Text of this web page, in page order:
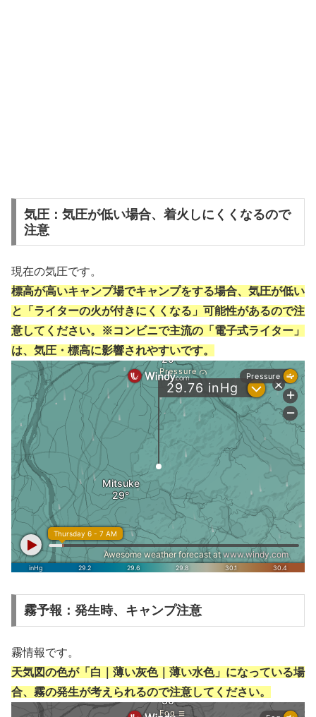
気圧：気圧が低い場合、着火しにくくなるので
注意
現在の気圧です。
標高が高いキャンプ場でキャンプをする場合、気圧が低い
と「ライターの火が付きにくくなる」可能性があるので注
意してください。※コンビニで主流の「電子式ライター」
は、気圧・標高に影響されやすいです。
霧予報：発生時、キャンプ注意
霧情報です。
天気図の色が「白｜薄い灰色｜薄い水色」になっている場
合、霧の発生が考えられるので注意してください。